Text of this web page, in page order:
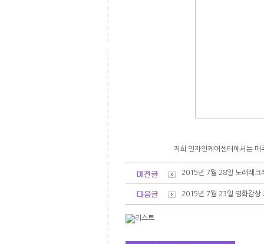
저희 인자인케어센터에서는
2015년 7월 28일 노래레크
2015년 7월 23일 영화감상